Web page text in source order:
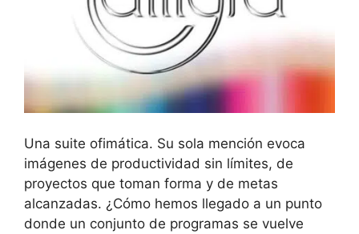
Una suite ofimática. Su sola mención evoca
imágenes de productividad sin límites, de
proyectos que toman forma y de metas
alcanzadas. ¿Cómo hemos llegado a un punto
donde un conjunto de programas se vuelve